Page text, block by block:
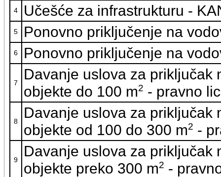
4 Učešće za infrastrukturu -
5 Ponovno priključenje na
6 Ponovno priključenje na
7
Davanje uslova za priključak
objekte do 100 m2 - pravno
8
Davanje uslova za priključak
objekte od 100 do 300 m2 -
9
Davanje uslova za priključak
objekte preko 300 m2 -